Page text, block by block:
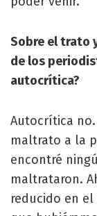
Sobre el trato
de los
autocrítica?
Autocrítica
maltrato a la
encontré
maltrataron.
reducido en